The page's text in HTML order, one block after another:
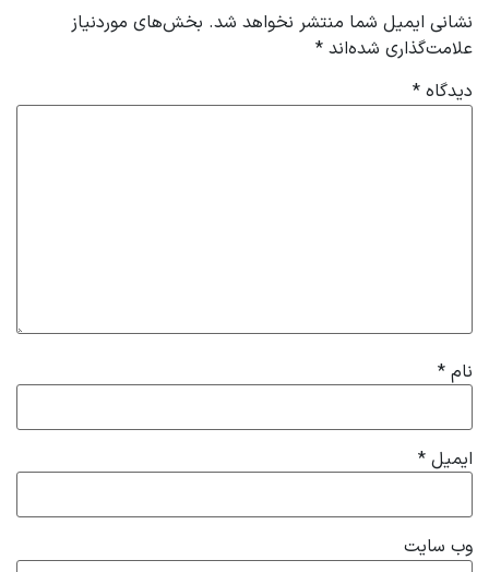
نشانی ایمیل شما منتشر نخواهد شد. بخش‌های موردنیاز
علامت‌گذاری شده‌اند *
دیدگاه *
نام *
ایمیل *
وب‌ سایت